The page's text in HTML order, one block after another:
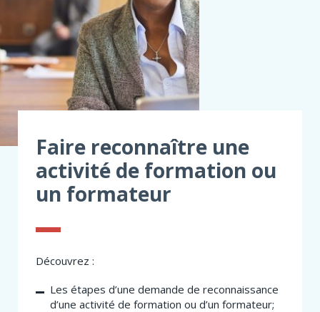
Faire reconnaître une
activité de formation ou
un formateur
Découvrez :
Les étapes d’une demande de reconnaissance
d’une activité de formation ou d’un formateur;